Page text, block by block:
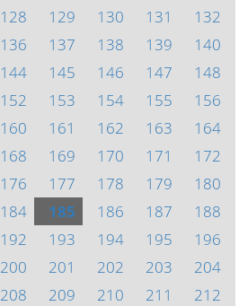
128 129 130 131
132
136 137 138 139
140
144 145 146 147
148
152 153 154 155
156
160 161 162 163
164
168 169 170 171
172
176 177 178 179
180
184 185 186 187
188
192 193 194 195
196
200 201 202 203
204
208 209 210 211
212